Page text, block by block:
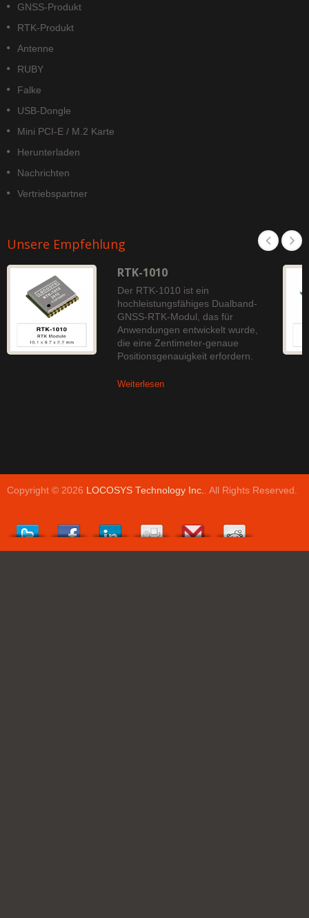
GNSS-Produkt
RTK-Produkt
Antenne
RUBY
Falke
USB-Dongle
Mini PCI-E / M.2 Karte
Herunterladen
Nachrichten
Vertriebspartner
Unsere Empfehlung
RTK-1010
Der RTK-1010 ist ein
hochleistungsfähiges Dualband-
GNSS-RTK-Modul, das für
Anwendungen entwickelt wurde,
die eine Zentimeter-genaue
Positionsgenauigkeit erfordern.
Weiterlesen
Copyright © 2026 LOCOSYS Technology Inc. . All Rights Reserved.